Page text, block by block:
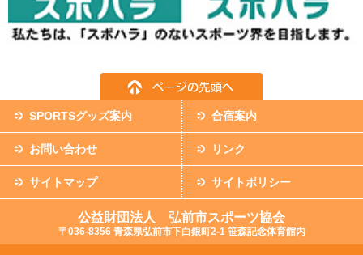
SPORTSグッズ案内 合宿案内
お問い合わせ リンク
サイトマップ サイトポリシー
公益財団法人 弘前市スポーツ協会
〒036-8356 青森県弘前市下白銀町2-1 笹森記念体育館内